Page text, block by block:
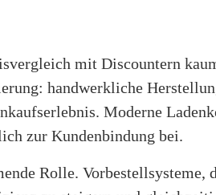
mit Discountern
handwerkliche
Moderne
zur Kundenbindung bei.
Rolle. Vorbestellsysteme,